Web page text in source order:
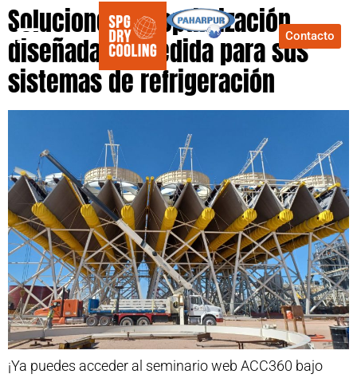
Contacto
Soluciones de optimización
diseñadas a medida para sus
sistemas de refrigeración
¡Ya puedes acceder al seminario web ACC360 bajo